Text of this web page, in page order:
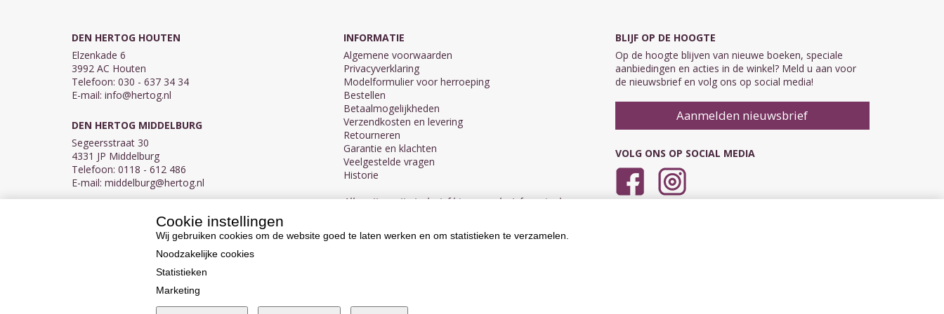
DEN HERTOG HOUTEN
Elzenkade 6
3992 AC Houten
Telefoon: 030 - 637 34 34
E-mail: info@hertog.nl
DEN HERTOG MIDDELBURG
Segeersstraat 30
4331 JP Middelburg
Telefoon: 0118 - 612 486
E-mail: middelburg@hertog.nl
BTW NL007450242B03
INFORMATIE
Algemene voorwaarden
Privacyverklaring
Modelformulier voor herroeping
Bestellen
Betaalmogelijkheden
Verzendkosten en levering
Retourneren
Garantie en klachten
Veelgestelde vragen
Historie
Alle prijzen zijn inclusief btw en exclusief eventuele
BLIJF OP DE HOOGTE
Op de hoogte blijven van nieuwe boeken, speciale
aanbiedingen en acties in de winkel? Meld u aan voor
de nieuwsbrief en volg ons op social media!
Aanmelden nieuwsbrief
VOLG ONS OP SOCIAL MEDIA
Cookie instellingen
Wij gebruiken cookies om de website goed te laten werken en om statistieken te verzamelen.
Noodzakelijke cookies
Statistieken
Marketing